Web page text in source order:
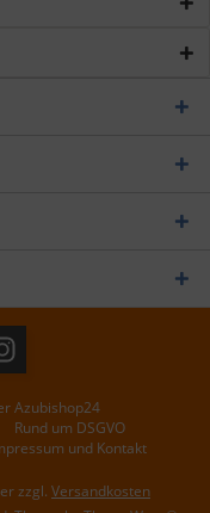
Azubishop24
Rund um DSGVO
und Kontakt
zzgl. Versandkosten